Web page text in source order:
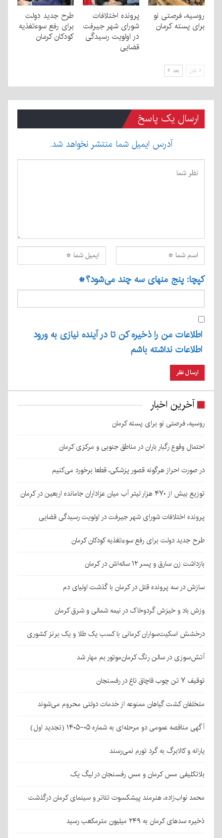
روسیه، فرصتی نو
برای پسته کرمان
پرونده اختلافات
شورای شهر جیرفت
در اولویت رسیدگی
قضایی
طرح جدید دولت
برای رفع سوءتغذیه
کودکان کرمان
قبل بعد
ارسال یک پاسخ
آدرس ایمیل شما منتشر نخواهد شد.
کپچا: پنج منهای سه چند می‌شود؟*
اطلاعات من را ذخیره کن تا در آینده نیازی به ورود
اطلاعات نداشته باشم
آخرین اخبار
روسیه، فرصتی نو برای پسته کرمان
احتمال وقوع رگبار باران در مناطق جنوبی و مرکزی کرمان
در صورت احراز هرگونه قصور پزشکی، قطعا برخورد می‌کنیم
توزیع بیش از ۴۷۰ هزار لیتر آب میان عزاداران جامانده اربعین در کرمان
پرونده اختلافات شورای شهر جیرفت در اولویت رسیدگی قضایی
طرح جدید دولت برای رفع سوءتغذیه کودکان کرمان
بازداشت زن سارق و پسر ۱۲ ساله‌اش در کرمان
سازش در سه پرونده قتل در کرمان با گذشت اولیای دم
وزش باد و خیزش گردوخاک در نیمه شمالی و شرق کرمان
درخشش اسکیت‌سواران کرمانی با کسب یک طلا و یک برنز کشوری
آتش‌سوزی در سالن رنگ کرمان‌موتور بم مهار شد
توقیف ۷ تن چوب قاچاق تاغ در رفسنجان
متخلفان کشت گیاهان ممنوعه از خدمات دولتی محروم می‌شوند
آگهی مناقصه عمومی دو مرحله‌ای به شماره ۰۵-۱۴۰۵ (تجدید اول)
یارانه و کالابرگ به گرد تورم نمی‌رسند
بلاتکلیفی مس کرمان و مس رفسنجان در لیگ یک
محمد نواب‌زاده، هنرمند پیشکسوت تئاتر و سینمای کرمان درگذشت
ذخیره سدهای کرمان به ۲۴۹ میلیون مترمکعب رسید